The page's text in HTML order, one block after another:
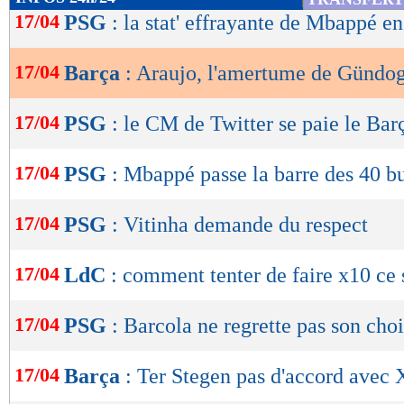
de
OK
17/04 PSG : la stat' effrayante de Mbappé
17/04 Barça : Araujo, l'amertume de
17/04 PSG : le CM de Twitter se paie le
17/04 PSG : Mbappé passe la barre des 40
17/04 PSG : Vitinha demande du respect
17/04 LdC : comment tenter de faire x10 ce
17/04 PSG : Barcola ne regrette pas son
17/04 Barça : Ter Stegen pas d'accord avec